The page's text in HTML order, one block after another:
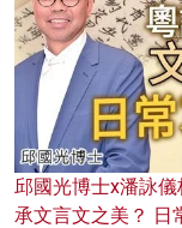
邱國光博士x潘詠
承文言文之美？ 日